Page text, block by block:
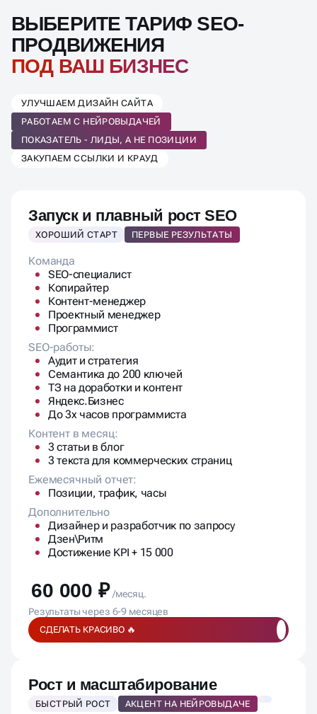
ВЫБЕРИТЕ ТАРИФ SEO-
ПРОДВИЖЕНИЯ
ПОД ВАШ БИЗНЕС
УЛУЧШАЕМ ДИЗАЙН САЙТА
РАБОТАЕМ С НЕЙРОВЫДАЧЕЙ
ПОКАЗАТЕЛЬ - ЛИДЫ, А НЕ ПОЗИЦИИ
ЗАКУПАЕМ ССЫЛКИ И КРАУД
Запуск и плавный рост SEO
ХОРОШИЙ СТАРТ ПЕРВЫЕ РЕЗУЛЬТАТЫ
Команда
SEO-специалист
Копирайтер
Контент-менеджер
Проектный менеджер
Программист
SEO-работы:
Аудит и стратегия
Семантика до 200 ключей
ТЗ на доработки и контент
Яндекс.Бизнес
До 3х часов программиста
Контент в месяц:
3 статьи в блог
3 текста для коммерческих страниц
Ежемесячный отчет:
Позиции, трафик, часы
Дополнительно
Дизайнер и разработчик по запросу
Дзен\Ритм
Достижение KPI + 15 000
60 000 ₽ /месяц.
Результаты через 6-9 месяцев
СДЕЛАТЬ КРАСИВО 🔥
Рост и масштабирование
БЫСТРЫЙ РОСТ АКЦЕНТ НА НЕЙРОВЫДАЧЕ